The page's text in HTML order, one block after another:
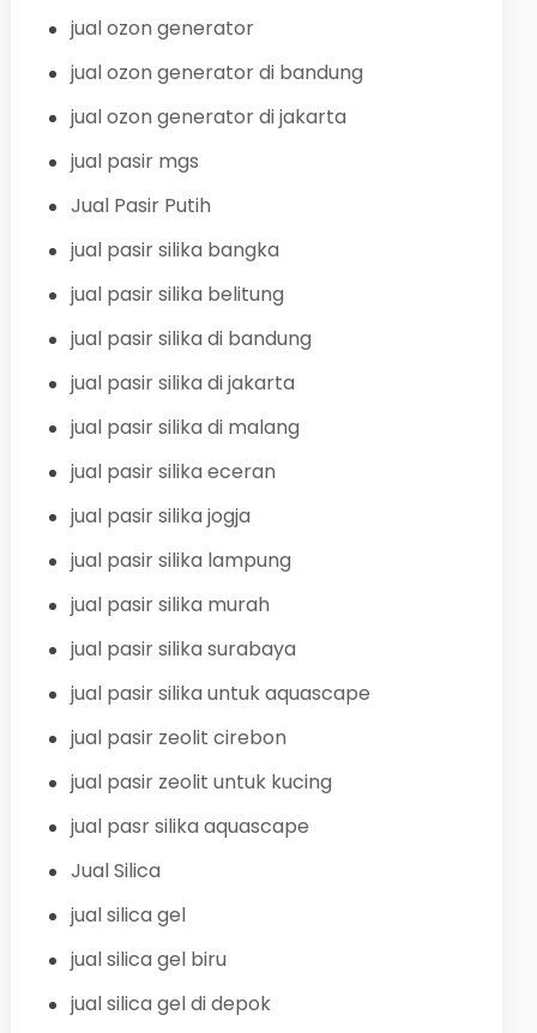
jual ozon generator
jual ozon generator di bandung
jual ozon generator di jakarta
jual pasir mgs
Jual Pasir Putih
jual pasir silika bangka
jual pasir silika belitung
jual pasir silika di bandung
jual pasir silika di jakarta
jual pasir silika di malang
jual pasir silika eceran
jual pasir silika jogja
jual pasir silika lampung
jual pasir silika murah
jual pasir silika surabaya
jual pasir silika untuk aquascape
jual pasir zeolit cirebon
jual pasir zeolit untuk kucing
jual pasr silika aquascape
Jual Silica
jual silica gel
jual silica gel biru
jual silica gel di depok